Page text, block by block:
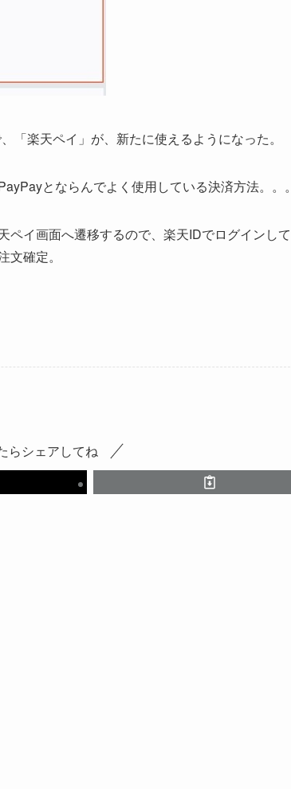
楽天ペイ」が、新たに使えるようになった。
とならんでよく使用している決済方法。。。
イ画面へ遷移するので、楽天IDでログインして
確定。
らシェアしてね